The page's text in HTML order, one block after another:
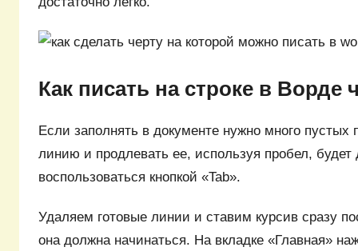
Как писать на строке в Ворде
Если заполнять в документе нужно много пустых
линию и продлевать ее, используя пробел, будет
воспользоваться кнопкой «Tab».
Удаляем готовые линии и ставим курсив сразу
она должна начинаться. На вкладке «Главная»